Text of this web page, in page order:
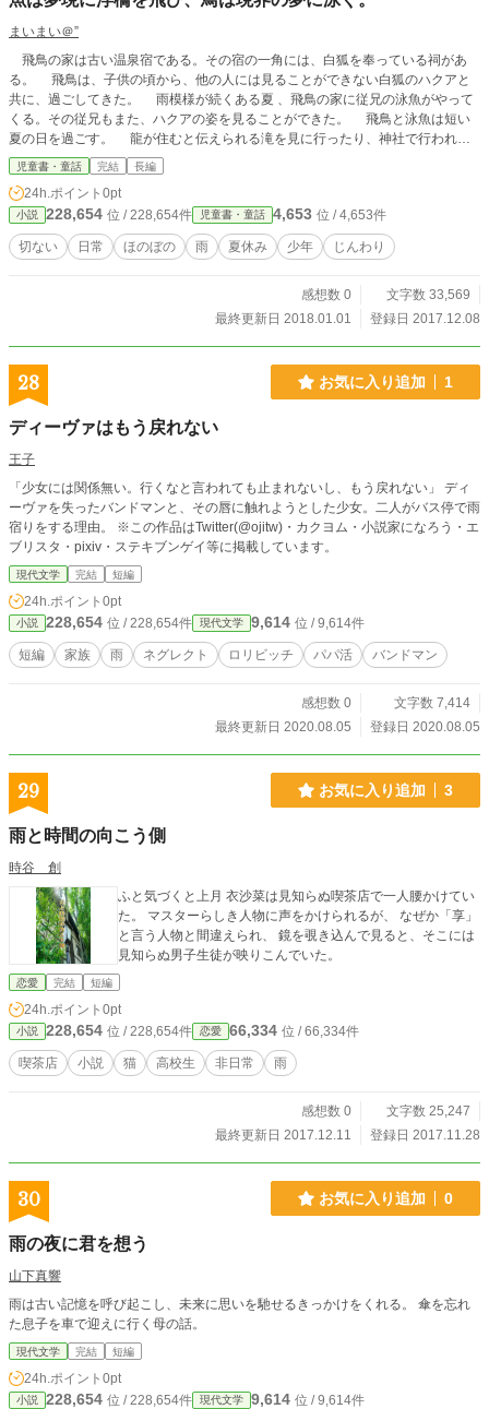
まいまい＠”
飛鳥の家は古い温泉宿である。その宿の一角には、白狐を奉っている祠があ
る。 飛鳥は、子供の頃から、他の人には見ることができない白狐のハクアと
共に、過ごしてきた。 雨模様が続くある夏 、飛鳥の家に従兄の泳魚がやって
くる。その従兄もまた、ハクアの姿を見ることができた。 飛鳥と泳魚は短い
夏の日を過ごす。 龍が住むと伝えられる滝を見に行ったり、神社で行われる
祭りへ行ったり、蛍を見に行ったり、本来ならば、何の変哲もない日常の出来事
のはずであった。 湿った空気の匂いが漂う夏の盆。夢と現の挟間にある時
期。その日常の風景は、非日常の一雫に揺らいでいた。
児童書・童話 完結 長編
24h.ポイント 0pt
小説 228,654 位 / 228,654件 児童書・童話 4,653 位 / 4,653件
切ない 日常 ほのぼの 雨 夏休み 少年 じんわり
感想数 0
文字数 33,569
最終更新日 2018.01.01
登録日 2017.12.08
28 お気に入り追加 1
ディーヴァはもう戻れない
王子
「少女には関係無い。行くなと言われても止まれないし、もう戻れない」 ディ
ーヴァを失ったバンドマンと、その唇に触れようとした少女。二人がバス停で雨
宿りをする理由。 ※この作品はTwitter(@ojitw)・カクヨム・小説家になろう・エ
ブリスタ・pixiv・ステキブンゲイ等に掲載しています。
現代文学 完結 短編
24h.ポイント 0pt
小説 228,654 位 / 228,654件 現代文学 9,614 位 / 9,614件
短編 家族 雨 ネグレクト ロリビッチ パパ活 バンドマン
感想数 0
文字数 7,414
最終更新日 2020.08.05
登録日 2020.08.05
29 お気に入り追加 3
雨と時間の向こう側
時谷 創
ふと気づくと上月 衣沙菜は見知らぬ喫茶店で一人腰かけてい
た。 マスターらしき人物に声をかけられるが、 なぜか「享」
と言う人物と間違えられ、 鏡を覗き込んで見ると、そこには
見知らぬ男子生徒が映りこんでいた。
恋愛 完結 短編
24h.ポイント 0pt
小説 228,654 位 / 228,654件 恋愛 66,334 位 / 66,334件
喫茶店 小説 猫 高校生 非日常 雨
感想数 0
文字数 25,247
最終更新日 2017.12.11
登録日 2017.11.28
30 お気に入り追加 0
雨の夜に君を想う
山下真響
雨は古い記憶を呼び起こし、未来に思いを馳せるきっかけをくれる。 傘を忘れ
た息子を車で迎えに行く母の話。
現代文学 完結 短編
24h.ポイント 0pt
小説 228,654 位 / 228,654件 現代文学 9,614 位 / 9,614件